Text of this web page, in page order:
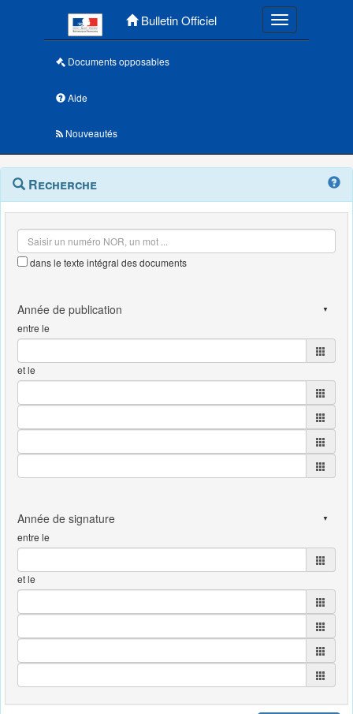
Bulletin Officiel Toggle
Documents opposables
Aide
Nouveautés
Navigation
outils
Menu
contextuel
Recherche
dans le texte intégral des documents
entre le
et le
entre le
et le